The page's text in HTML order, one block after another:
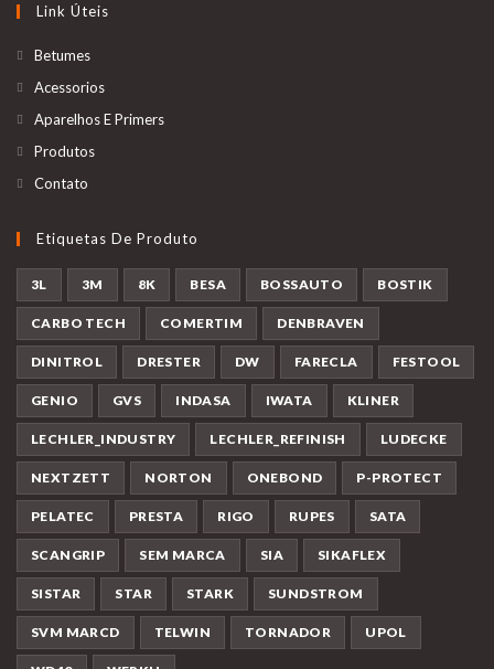
Link Úteis
Betumes
Acessorios
Aparelhos E Primers
Produtos
Contato
Etiquetas De Produto
3L 3M 8K BESA BOSSAUTO BOSTIK
CARBO TECH COMERTIM DENBRAVEN
DINITROL DRESTER DW FARECLA FESTOOL
GENIO GVS INDASA IWATA KLINER
LECHLER_INDUSTRY LECHLER_REFINISH LUDECKE
NEXTZETT NORTON ONEBOND P-PROTECT
PELATEC PRESTA RIGO RUPES SATA
SCANGRIP SEM MARCA SIA SIKAFLEX
SISTAR STAR STARK SUNDSTROM
SVM MARCD TELWIN TORNADOR UPOL